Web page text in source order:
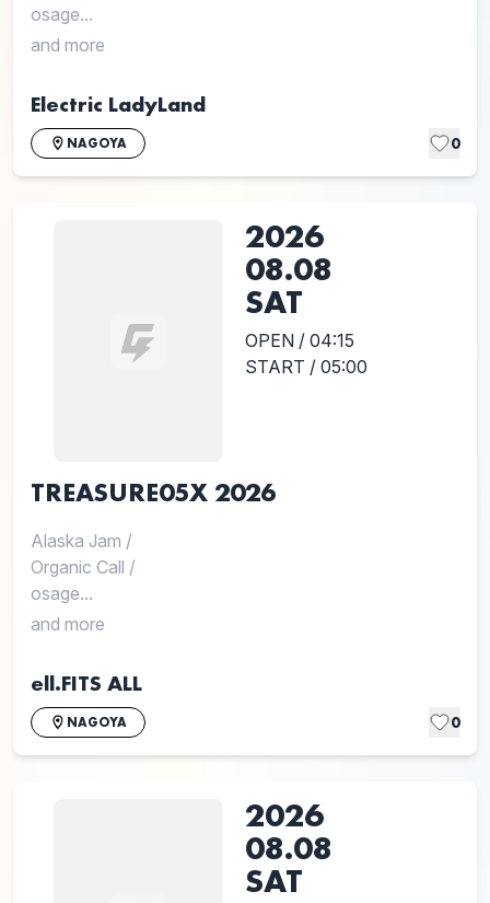
osage...
and more
Electric LadyLand
NAGOYA 0
2026
08.08
SAT
OPEN / 04:15
START / 05:00
TREASURE05X 2026
Alaska Jam /
Organic Call /
osage...
and more
ell.FITS ALL
NAGOYA 0
2026
08.08
SAT